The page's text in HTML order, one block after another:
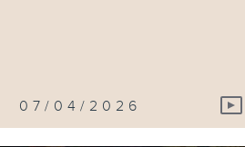
07/04/2026